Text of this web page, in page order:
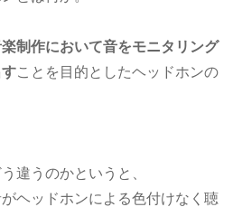
制作において音をモニタリング
ことを目的としたヘッドホンの
違うのかというと、
ヘッドホンによる色付けなく聴